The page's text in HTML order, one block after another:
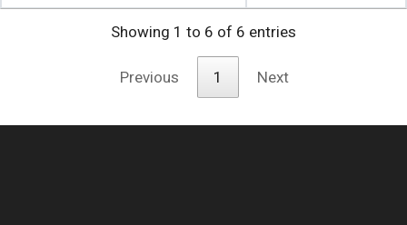
Showing 1 to 6 of 6 entries
Previous
1 Next